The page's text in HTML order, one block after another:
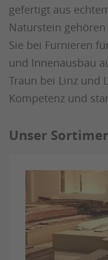
gefertigt aus
Naturstein
Sie bei Furnieren
und Innenausbau
Traun bei Linz und
Kompetenz und
Unser